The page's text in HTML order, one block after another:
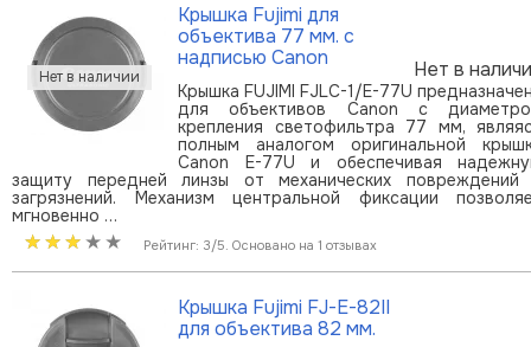
Нет в
Крышка Fujimi для
объектива 77 мм. с
надписью Canon
Крышка FUJIMI FJLC-1/E-77U
для объективов Canon с
крепления светофильтра 77 мм,
полным аналогом оригинальной
Canon E-77U и обеспечивая
защиту передней линзы от механических повреждений
загрязнений. Механизм центральной фиксации
мгновенно …
Рейтинг: 3/5. Основано на 1 отзывах
Крышка Fujimi FJ-E-82II
для объектива 82 мм.